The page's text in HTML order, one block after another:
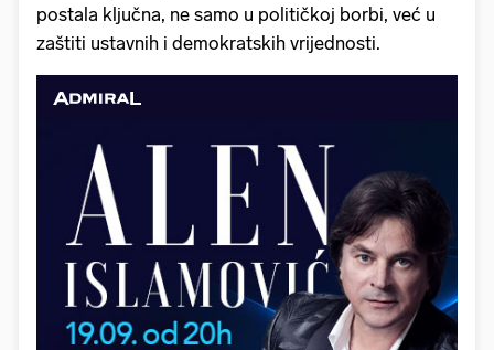
postala ključna, ne samo u političkoj borbi, već u
zaštiti ustavnih i demokratskih vrijednosti.